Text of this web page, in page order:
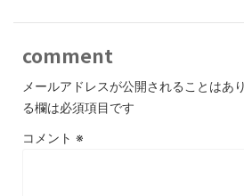
comment
メールアドレスが公開されることはあ
る欄は必須項目です
コメント ※